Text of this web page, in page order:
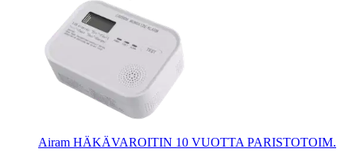
Airam HÄKÄVAROITIN 10 VUOTTA PARISTOTOIM.